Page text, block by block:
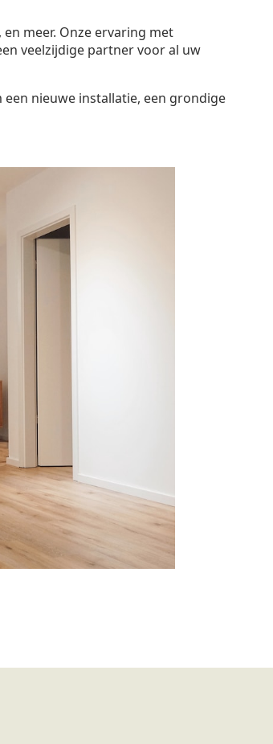
, en meer. Onze ervaring met
veelzijdige partner voor al uw
een nieuwe installatie, een grondige